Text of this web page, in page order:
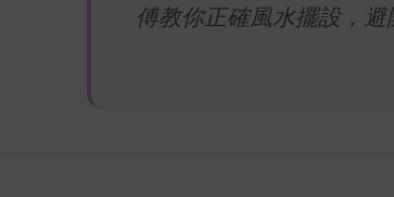
傅教你正確風水擺設，